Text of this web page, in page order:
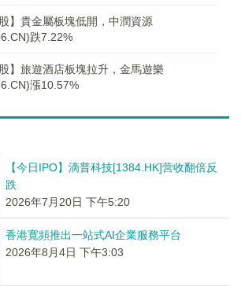
股】貴金屬板塊低開，中潤資源
跌7.22%
股】旅遊酒店板塊拉升，金馬遊樂
漲10.57%
【今日IPO】滴普科技[1384.HK]营收翻倍反
跌
2026年7月20日 下午5:20
香港寬頻推出一站式AI企業服務平台
2026年8月4日 下午3:03